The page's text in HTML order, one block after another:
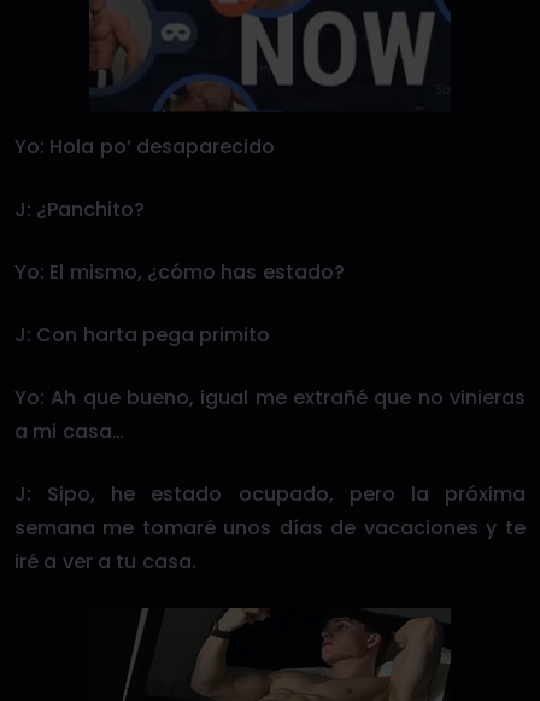
Yo: Hola po’ desaparecido
J: ¿Panchito?
Yo: El mismo, ¿cómo has estado?
J: Con harta pega primito
Yo: Ah que bueno, igual me extrañé que no vinieras
a mi casa…
J: Sipo, he estado ocupado, pero la próxima
semana me tomaré unos días de vacaciones y te
iré a ver a tu casa.